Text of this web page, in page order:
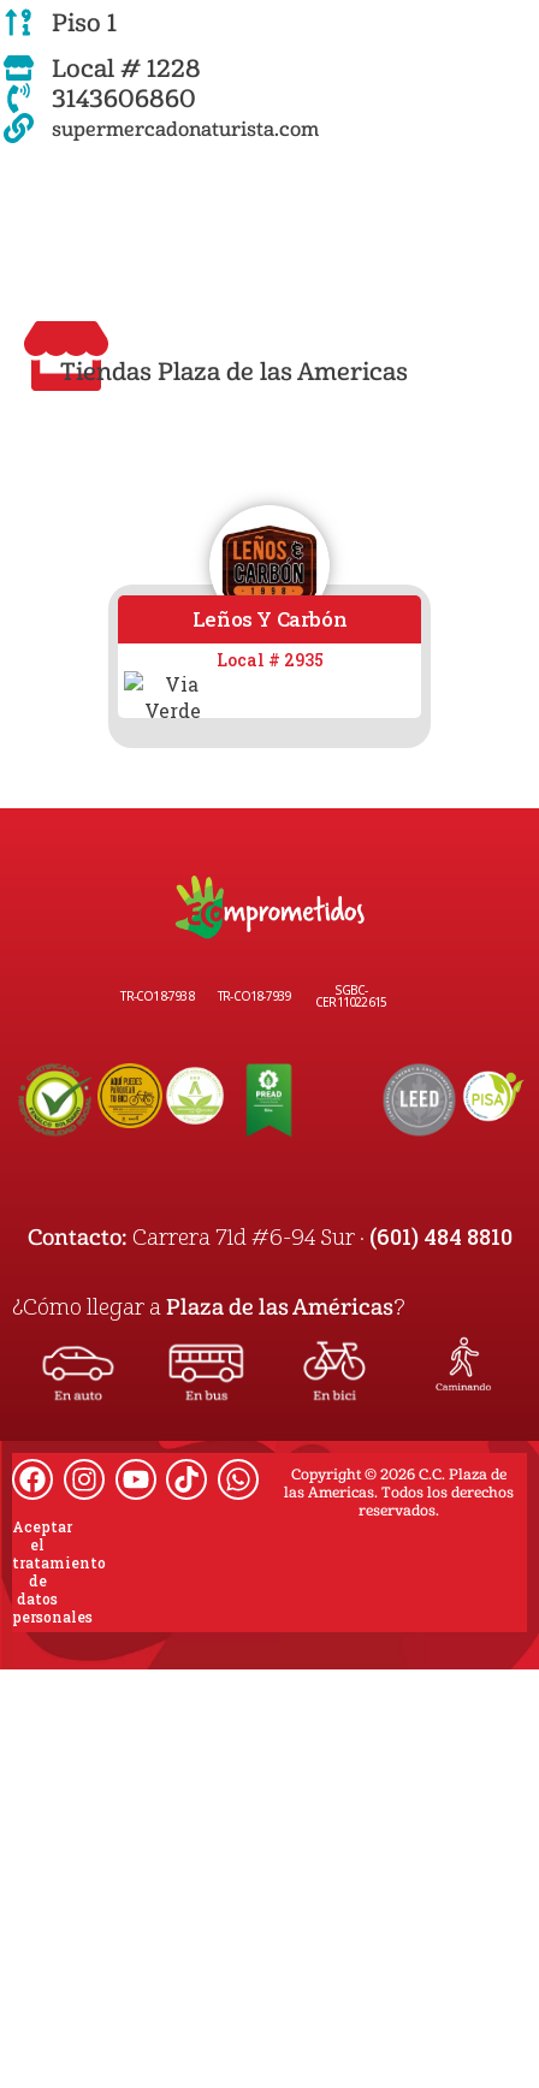
Piso 1
Local # 1228
3143606860
supermercadonaturista.com
Tiendas Plaza de las Americas
Leños Y Carbón
Local # 2935
TR-CO18-7938 TR-CO18-7939 SGBC-
CER11022615
Contacto: Carrera 71d #6-94 Sur · (601) 484 8810
¿Cómo llegar a Plaza de las Américas?
Copyright © 2026 C.C. Plaza de
las Americas. Todos los derechos
reservados.
Aceptar
el
tratamiento
de
datos
personales